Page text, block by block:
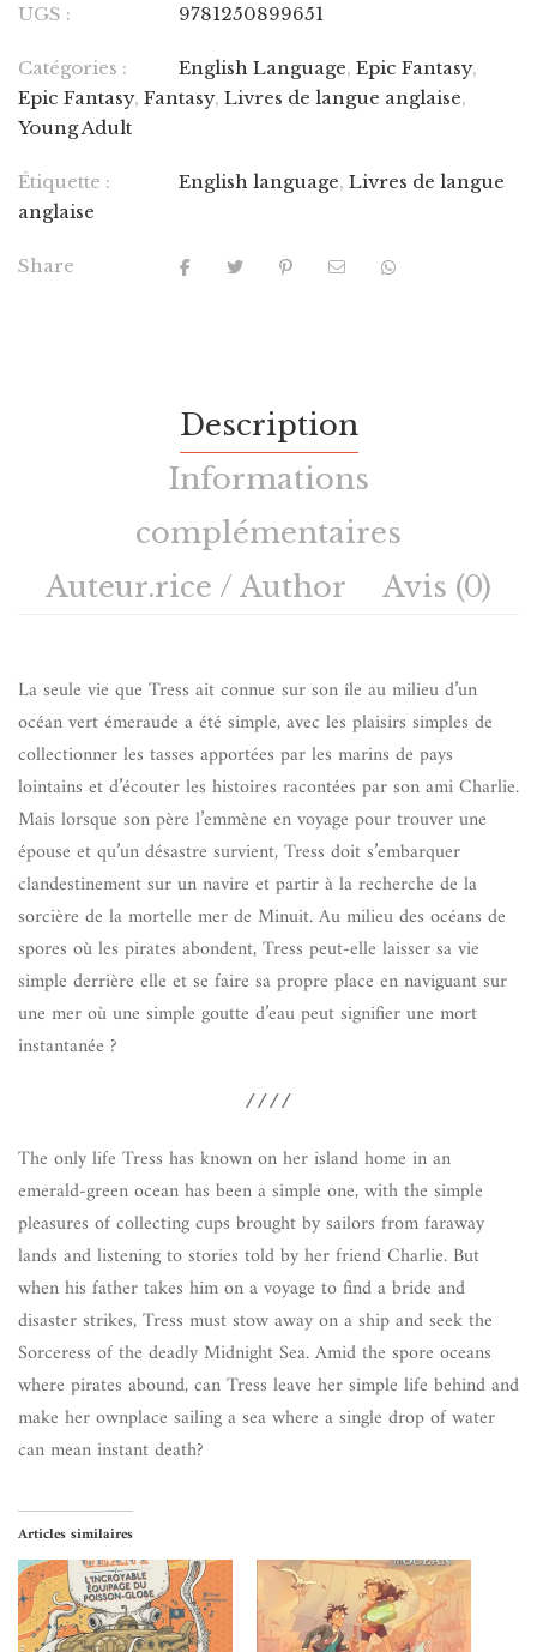
UGS : 9781250899651
Catégories : English Language, Epic Fantasy,
Epic Fantasy, Fantasy, Livres de langue anglaise,
Young Adult
Étiquette : English language, Livres de langue
anglaise
Share
Description
Informations
complémentaires
Auteur.rice / Author
Avis (0)
La seule vie que Tress ait connue sur son île au milieu d’un
océan vert émeraude a été simple, avec les plaisirs simples de
collectionner les tasses apportées par les marins de pays
lointains et d’écouter les histoires racontées par son ami Charlie.
Mais lorsque son père l’emmène en voyage pour trouver une
épouse et qu’un désastre survient, Tress doit s’embarquer
clandestinement sur un navire et partir à la recherche de la
sorcière de la mortelle mer de Minuit. Au milieu des océans de
spores où les pirates abondent, Tress peut-elle laisser sa vie
simple derrière elle et se faire sa propre place en naviguant sur
une mer où une simple goutte d’eau peut signifier une mort
instantanée ?
////
The only life Tress has known on her island home in an
emerald-green ocean has been a simple one, with the simple
pleasures of collecting cups brought by sailors from faraway
lands and listening to stories told by her friend Charlie. But
when his father takes him on a voyage to find a bride and
disaster strikes, Tress must stow away on a ship and seek the
Sorceress of the deadly Midnight Sea. Amid the spore oceans
where pirates abound, can Tress leave her simple life behind and
make her ownplace sailing a sea where a single drop of water
can mean instant death?
Articles similaires